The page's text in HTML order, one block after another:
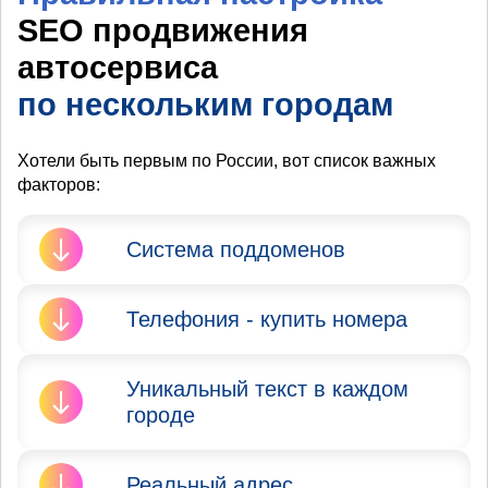
SEO продвижения
автосервиса
по нескольким городам
Хотели быть первым по России, вот список важных
факторов:
Система поддоменов
Яндекс и Google запрещают
продвижение сайта в
должны мешать тем, кто
территориально находится в
данных городах.
Итог: сделайте систему
Телефония - купить номера
Очень Важно
присутствовать в городе при
добавлении его в
специалист из Яндекс.
Уникальный текст в каждом
городе
Очень Важно сделать